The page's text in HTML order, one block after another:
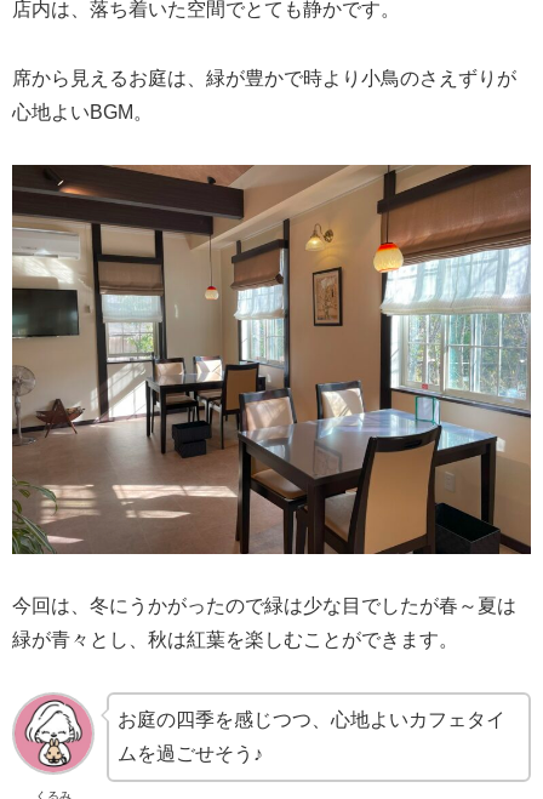
店内は、落ち着いた空間でとても静かです。
席から見えるお庭は、緑が豊かで時より小鳥のさえずりが
心地よいBGM。
今回は、冬にうかがったので緑は少な目でしたが春～夏は
緑が青々とし、秋は紅葉を楽しむことができます。
くるみ
お庭の四季を感じつつ、心地よいカフェタイ
ムを過ごせそう♪